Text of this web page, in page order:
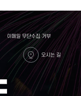
이메일 무단수집 거부
오시는 길